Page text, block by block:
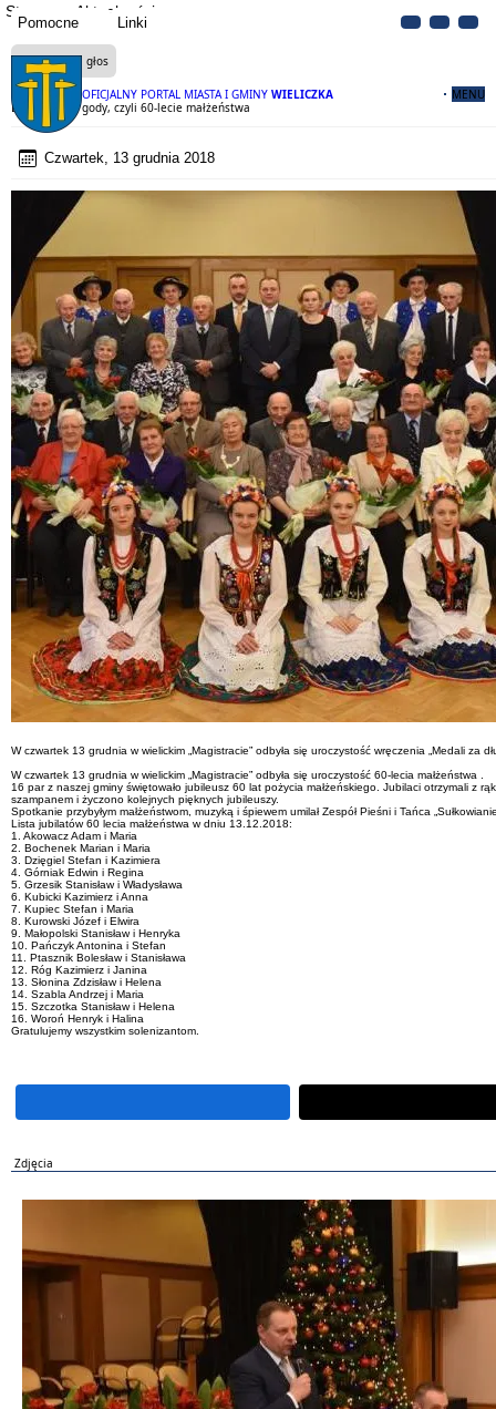
Pomocne Linki
OFICJALNY PORTAL MIASTA I GMINY WIELICZKA MENU
Strona Aktualności
Czytaj na głos
Diamentowe gody, czyli 60-lecie małżeństwa
Czwartek, 13 grudnia 2018
W czwartek 13 grudnia w wielickim „Magistracie” odbyła się uroczystość wręczenia „Medali za
W czwartek 13 grudnia w wielickim „Magistracie” odbyła się uroczystość 60-lecia małżeństwa .
16 par z naszej gminy świętowało jubileusz 60 lat pożycia małżeńskiego. Jubilaci otrzymali z
szampanem i życzono kolejnych pięknych jubileuszy.
Spotkanie przybyłym małżeństwom, muzyką i śpiewem umilał Zespół Pieśni i Tańca
Lista jubilatów 60 lecia małżeństwa w dniu 13.12.2018:
1. Akowacz Adam i Maria
2. Bochenek Marian i Maria
3. Dzięgiel Stefan i Kazimiera
4. Górniak Edwin i Regina
5. Grzesik Stanisław i Władysława
6. Kubicki Kazimierz i Anna
7. Kupiec Stefan i Maria
8. Kurowski Józef i Elwira
9. Małopolski Stanisław i Henryka
10. Pańczyk Antonina i Stefan
11. Ptasznik Bolesław i Stanisława
12. Róg Kazimierz i Janina
13. Słonina Zdzisław i Helena
14. Szabla Andrzej i Maria
15. Szczotka Stanisław i Helena
16. Woroń Henryk i Halina
Gratulujemy wszystkim solenizantom.
Zdjęcia